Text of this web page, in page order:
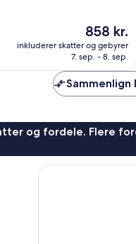
Prisen
er
858 kr.
858 kr.
inkluderer skatter og gebyrer
7. sep. - 8. sep.
og fordele. Flere